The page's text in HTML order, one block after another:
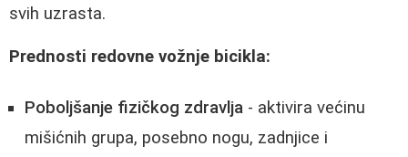
svih uzrasta.
Prednosti redovne vožnje bicikla:
Poboljšanje fizičkog zdravlja - aktivira većinu
mišićnih grupa, posebno nogu, zadnjice i